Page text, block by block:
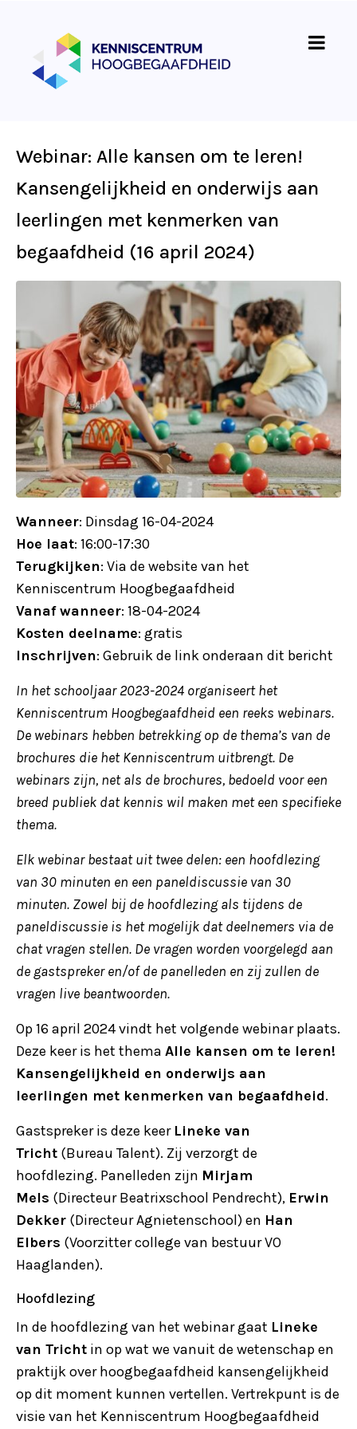
Webinar: Alle kansen om te leren!
Kansengelijkheid en onderwijs aan
leerlingen met kenmerken van
begaafdheid (16 april 2024)
Wanneer: Dinsdag 16-04-2024
Hoe laat: 16:00-17:30
Terugkijken: Via de website van het
Kenniscentrum Hoogbegaafdheid
Vanaf wanneer: 18-04-2024
Kosten deelname: gratis
Inschrijven: Gebruik de link onderaan dit bericht
In het schooljaar 2023-2024 organiseert het
Kenniscentrum Hoogbegaafdheid een reeks webinars.
De webinars hebben betrekking op de thema’s van de
brochures die het Kenniscentrum uitbrengt. De
webinars zijn, net als de brochures, bedoeld voor een
breed publiek dat kennis wil maken met een specifieke
thema.
Elk webinar bestaat uit twee delen: een hoofdlezing
van 30 minuten en een paneldiscussie van 30
minuten. Zowel bij de hoofdlezing als tijdens de
paneldiscussie is het mogelijk dat deelnemers via de
chat vragen stellen. De vragen worden voorgelegd aan
de gastspreker en/of de panelleden en zij zullen de
vragen live beantwoorden.
Op 16 april 2024 vindt het volgende webinar plaats.
Deze keer is het thema Alle kansen om te leren!
Kansengelijkheid en onderwijs aan
leerlingen met kenmerken van begaafdheid.
Gastspreker is deze keer Lineke van
Tricht (Bureau Talent). Zij verzorgt de
hoofdlezing. Panelleden zijn Mirjam
Mels (Directeur Beatrixschool Pendrecht), Erwin
Dekker (Directeur Agnietenschool) en Han
Elbers (Voorzitter college van bestuur VO
Haaglanden).
Hoofdlezing
In de hoofdlezing van het webinar gaat Lineke
van Tricht in op wat we vanuit de wetenschap en
praktijk over hoogbegaafdheid kansengelijkheid
op dit moment kunnen vertellen. Vertrekpunt is de
visie van het Kenniscentrum Hoogbegaafdheid